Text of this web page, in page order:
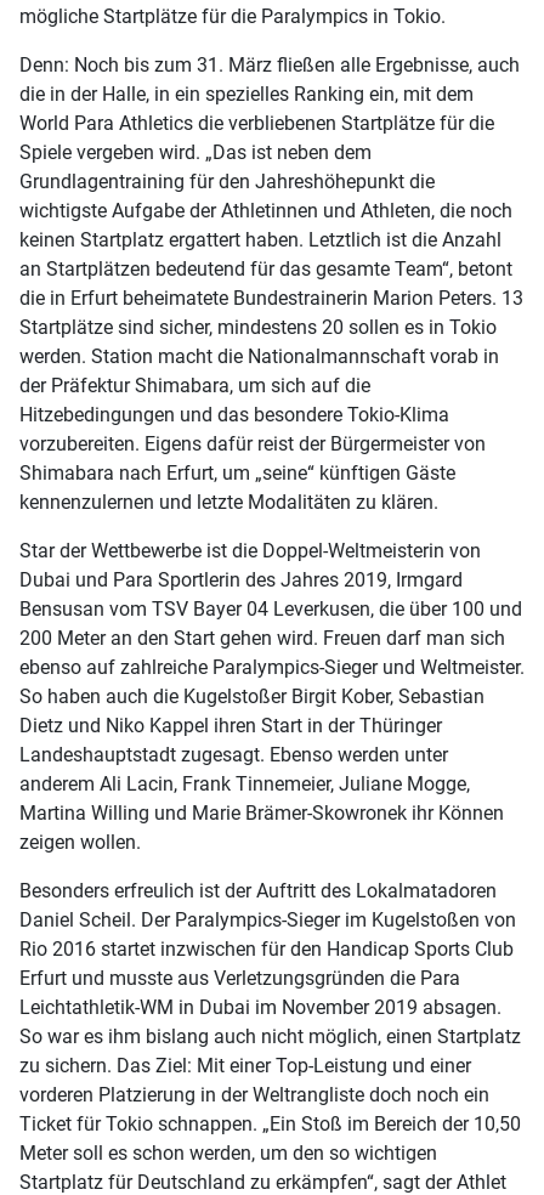
mögliche Startplätze für die Paralympics in Tokio.
Denn: Noch bis zum 31. März fließen alle Ergebnisse, auch
die in der Halle, in ein spezielles Ranking ein, mit dem
World Para Athletics die verbliebenen Startplätze für die
Spiele vergeben wird. „Das ist neben dem
Grundlagentraining für den Jahreshöhepunkt die
wichtigste Aufgabe der Athletinnen und Athleten, die noch
keinen Startplatz ergattert haben. Letztlich ist die Anzahl
an Startplätzen bedeutend für das gesamte Team“, betont
die in Erfurt beheimatete Bundestrainerin Marion Peters. 13
Startplätze sind sicher, mindestens 20 sollen es in Tokio
werden. Station macht die Nationalmannschaft vorab in
der Präfektur Shimabara, um sich auf die
Hitzebedingungen und das besondere Tokio-Klima
vorzubereiten. Eigens dafür reist der Bürgermeister von
Shimabara nach Erfurt, um „seine“ künftigen Gäste
kennenzulernen und letzte Modalitäten zu klären.
Star der Wettbewerbe ist die Doppel-Weltmeisterin von
Dubai und Para Sportlerin des Jahres 2019, Irmgard
Bensusan vom TSV Bayer 04 Leverkusen, die über 100 und
200 Meter an den Start gehen wird. Freuen darf man sich
ebenso auf zahlreiche Paralympics-Sieger und Weltmeister.
So haben auch die Kugelstoßer Birgit Kober, Sebastian
Dietz und Niko Kappel ihren Start in der Thüringer
Landeshauptstadt zugesagt. Ebenso werden unter
anderem Ali Lacin, Frank Tinnemeier, Juliane Mogge,
Martina Willing und Marie Brämer-Skowronek ihr Können
zeigen wollen.
Besonders erfreulich ist der Auftritt des Lokalmatadoren
Daniel Scheil. Der Paralympics-Sieger im Kugelstoßen von
Rio 2016 startet inzwischen für den Handicap Sports Club
Erfurt und musste aus Verletzungsgründen die Para
Leichtathletik-WM in Dubai im November 2019 absagen.
So war es ihm bislang auch nicht möglich, einen Startplatz
zu sichern. Das Ziel: Mit einer Top-Leistung und einer
vorderen Platzierung in der Weltrangliste doch noch ein
Ticket für Tokio schnappen. „Ein Stoß im Bereich der 10,50
Meter soll es schon werden, um den so wichtigen
Startplatz für Deutschland zu erkämpfen“, sagt der Athlet